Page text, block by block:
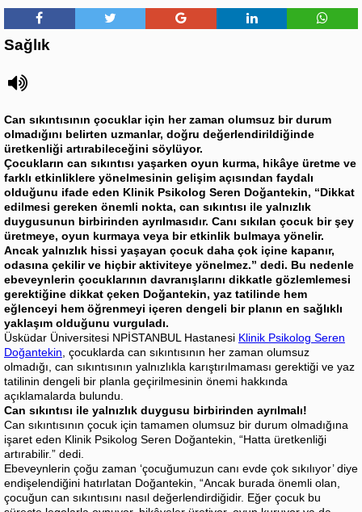
Sağlık
Can sıkıntısının çocuklar için her zaman olumsuz bir durum
olmadığını belirten uzmanlar, doğru değerlendirildiğinde
üretkenliği artırabileceğini söylüyor.
Çocukların can sıkıntısı yaşarken oyun kurma, hikâye üretme ve
farklı etkinliklere yönelmesinin gelişim açısından faydalı
olduğunu ifade eden Klinik Psikolog Seren Doğantekin, “Dikkat
edilmesi gereken önemli nokta, can sıkıntısı ile yalnızlık
duygusunun birbirinden ayrılmasıdır. Canı sıkılan çocuk bir şey
üretmeye, oyun kurmaya veya bir etkinlik bulmaya yönelir.
Ancak yalnızlık hissi yaşayan çocuk daha çok içine kapanır,
odasına çekilir ve hiçbir aktiviteye yönelmez.” dedi. Bu nedenle
ebeveynlerin çocuklarının davranışlarını dikkatle gözlemlemesi
gerektiğine dikkat çeken Doğantekin, yaz tatilinde hem
eğlenceyi hem öğrenmeyi içeren dengeli bir planın en sağlıklı
yaklaşım olduğunu vurguladı.
Üsküdar Üniversitesi NPİSTANBUL Hastanesi Klinik Psikolog Seren
Doğantekin, çocuklarda can sıkıntısının her zaman olumsuz
olmadığı, can sıkıntısının yalnızlıkla karıştırılmaması gerektiği ve yaz
tatilinin dengeli bir planla geçirilmesinin önemi hakkında
açıklamalarda bulundu.
Can sıkıntısı ile yalnızlık duygusu birbirinden ayrılmalı!
Can sıkıntısının çocuk için tamamen olumsuz bir durum olmadığına
işaret eden Klinik Psikolog Seren Doğantekin, “Hatta üretkenliği
artırabilir.” dedi.
Ebeveynlerin çoğu zaman ‘çocuğumuzun canı evde çok sıkılıyor’ diye
endişelendiğini hatırlatan Doğantekin, “Ancak burada önemli olan,
çocuğun can sıkıntısını nasıl değerlendirdiğidir. Eğer çocuk bu